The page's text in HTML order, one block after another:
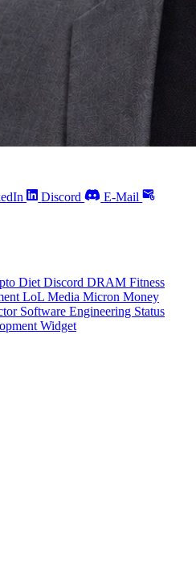
Discord
E-Mail
Diet Discord DRAM Fitness
LoL Media Micron Money
Software Engineering Status
Widget